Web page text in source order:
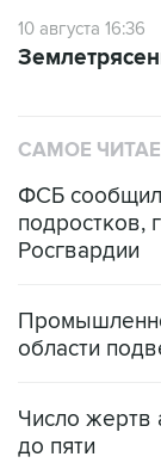
10 августа 16:36
САМОЕ
ФСБ
подростков,
Росгвардии
области
Число жертв
до пяти